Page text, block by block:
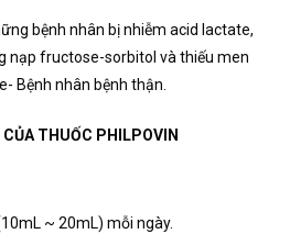
bệnh nhân bị nhiễm acid lactate,
nạp fructose-sorbitol và thiếu men
Bệnh nhân bệnh thận.
THUỐC PHILPOVIN
~ 20mL) mỗi ngày.